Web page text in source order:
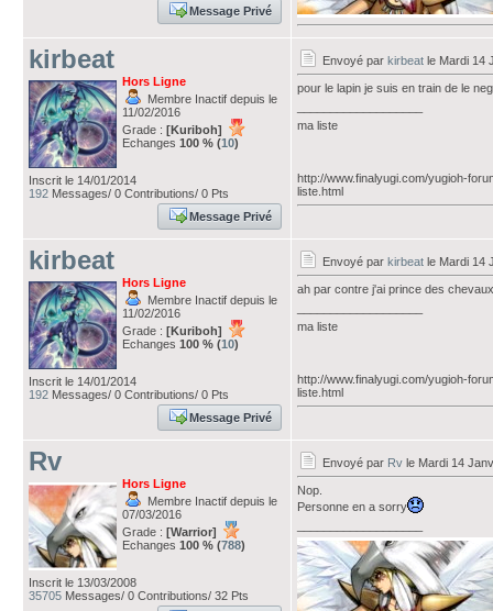
Message Privé
kirbeat
Hors Ligne
Membre Inactif depuis le
11/02/2016
Grade : [Kuriboh]
Echanges 100 % (10)
Inscrit le 14/01/2014
192 Messages/ 0 Contributions/ 0 Pts
Message Privé
Envoyé par kirbeat le Mardi 14
pour le lapin je suis en train de le
ma liste
http://www.finalyugi.com/yugioh-
liste.html
kirbeat
Hors Ligne
Membre Inactif depuis le
11/02/2016
Grade : [Kuriboh]
Echanges 100 % (10)
Inscrit le 14/01/2014
192 Messages/ 0 Contributions/ 0 Pts
Message Privé
Envoyé par kirbeat le Mardi 14
ah par contre j'ai prince des
ma liste
http://www.finalyugi.com/yugioh-
liste.html
Rv
Hors Ligne
Membre Inactif depuis le
07/03/2016
Grade : [Warrior]
Echanges 100 % (788)
Inscrit le 13/03/2008
35705 Messages/ 0 Contributions/ 32 Pts
Envoyé par Rv le Mardi 14
Nop.
Personne en a sorry